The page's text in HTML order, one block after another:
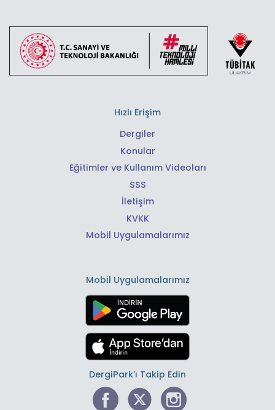
Hızlı Erişim
Dergiler
Konular
Eğitimler ve Kullanım Videoları
SSS
İletişim
KVKK
Mobil Uygulamalarımız
Mobil Uygulamalarımız
DergiPark'ı Takip Edin